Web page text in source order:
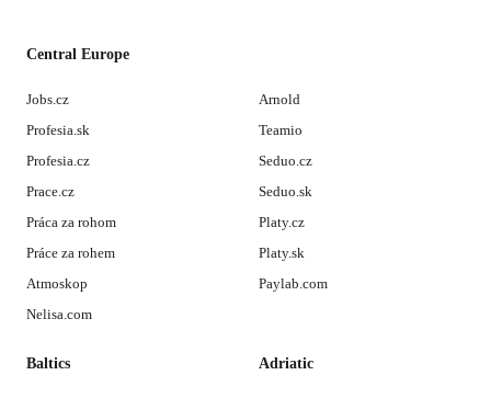
Central Europe
Jobs.cz
Profesia.sk
Profesia.cz
Prace.cz
Práca za rohom
Práce za rohem
Atmoskop
Nelisa.com
Arnold
Teamio
Seduo.cz
Seduo.sk
Platy.cz
Platy.sk
Paylab.com
Baltics Adriatic